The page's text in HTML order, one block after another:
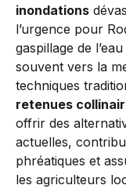
inondations
l’urgence pour
gaspillage de
souvent vers la
techniques
retenues
offrir des
actuelles,
phréatiques et
les agriculteurs